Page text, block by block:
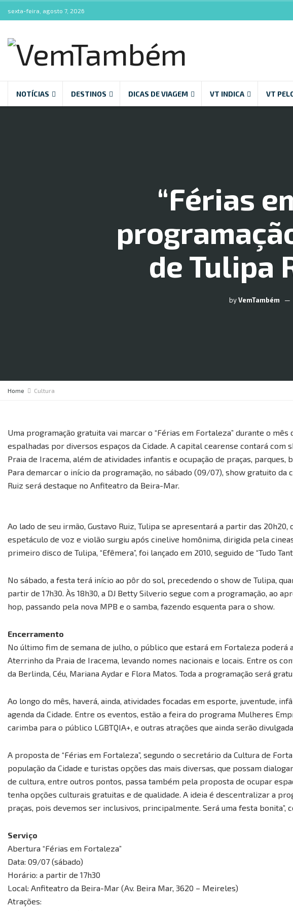
sexta-feira, agosto 7, 2026
NOTÍCIAS DESTINOS DICAS DE VIAGEM VT INDICA VT
“Férias
de Tulipa
byVemTambém
Home Cultura
Uma programação gratuita vai marcar o “Férias em Fortaleza” durante o mês
espalhadas por diversos espaços da Cidade. A capital cearense contará com
Praia de Iracema, além de atividades infantis e ocupação de praças,
Para demarcar o início da programação, no sábado (09/07), show gratuito
Ruiz será destaque no Anfiteatro da Beira-Mar.
Ao lado de seu irmão, Gustavo Ruiz, Tulipa se apresentará a partir das 20h20,
espetáculo de voz e violão surgiu após cinelive homônima, dirigida pela
primeiro disco de Tulipa, “Efêmera”, foi lançado em 2010, seguido de “Tudo
No sábado, a festa terá início ao pôr do sol, precedendo o show de Tulipa,
partir de 17h30. Às 18h30, a DJ Betty Silverio segue com a programação, ao
hop, passando pela nova MPB e o samba, fazendo esquenta para o show.
Encerramento
No último fim de semana de julho, o público que estará em Fortaleza poderá
Aterrinho da Praia de Iracema, levando nomes nacionais e locais. Entre os
da Berlinda, Céu, Mariana Aydar e Flora Matos. Toda a programação será
Ao longo do mês, haverá, ainda, atividades focadas em esporte, juventude,
agenda da Cidade. Entre os eventos, estão a feira do programa Mulheres
carimba para o público LGBTQIA+, e outras atrações que ainda serão
A proposta de “Férias em Fortaleza”, segundo o secretário da Cultura de
população da Cidade e turistas opções das mais diversas, que possam
de cultura, entre outros pontos, passa também pela proposta de ocupar
tenha opções culturais gratuitas e de qualidade. A ideia é descentralizar a
praças, pois devemos ser inclusivos, principalmente. Será uma festa bonita”,
Serviço
Abertura “Férias em Fortaleza”
Data: 09/07 (sábado)
Horário: a partir de 17h30
Local: Anfiteatro da Beira-Mar (Av. Beira Mar, 3620 – Meireles)
Atrações: